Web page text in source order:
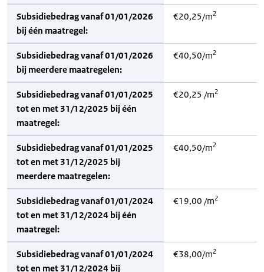
Subsidiebedrag vanaf 01/01/2026
bij één maatregel:
€20,25/m2
Subsidiebedrag vanaf 01/01/2026
bij meerdere maatregelen:
€40,50/m2
Subsidiebedrag vanaf 01/01/2025
tot en met 31/12/2025 bij één
maatregel:
€20,25 /m2
Subsidiebedrag vanaf 01/01/2025
tot en met 31/12/2025 bij
meerdere maatregelen:
€40,50/m2
Subsidiebedrag vanaf 01/01/2024
tot en met 31/12/2024 bij één
maatregel:
€19,00 /m2
Subsidiebedrag vanaf 01/01/2024
tot en met 31/12/2024 bij
€38,00/m2